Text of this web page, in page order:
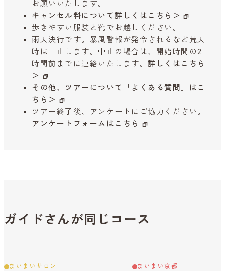
お願いいたします。
キャンセル料について詳しくはこちら＞
歩きやすい服装と靴でお越しください。
雨天決行です。暴風警報が発令されるなど荒天
時は中止します。中止の場合は、開始時間の2
時間前までに連絡いたします。 詳しくはこちら
＞
その他、ツアーについて「よくある質問」はこ
ちら＞
ツアー終了後、アンケートにご協力ください。
アンケートフォームはこちら
ガイドさんが同じコース
まいまいサロン まいまい京都